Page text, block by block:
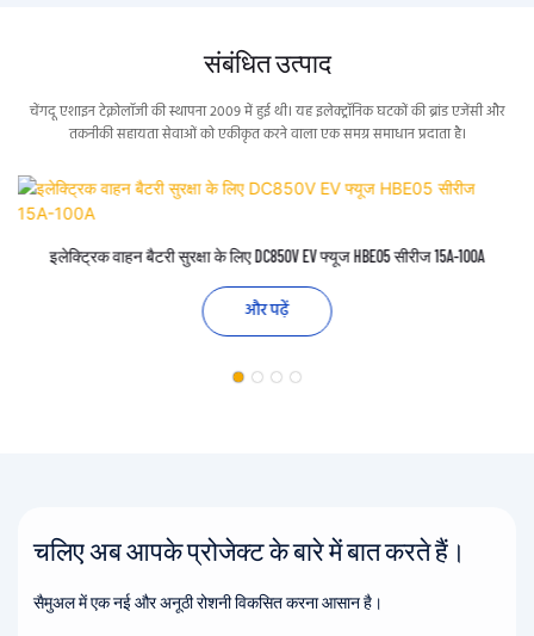
संबंधित उत्पाद
चेंगदू एशाइन टेक्नोलॉजी की स्थापना 2009 में हुई थी। यह इलेक्ट्रॉनिक घटकों की ब्रांड एजेंसी और
तकनीकी सहायता सेवाओं को एकीकृत करने वाला एक समग्र समाधान प्रदाता है।
इलेक्ट्रिक वाहन बैटरी सुरक्षा के लिए DC850V EV फ्यूज HBE05 सीरीज 15A-100A
और पढ़ें
चलिए अब आपके प्रोजेक्ट के बारे में बात करते हैं।
सैमुअल में एक नई और अनूठी रोशनी विकसित करना आसान है।